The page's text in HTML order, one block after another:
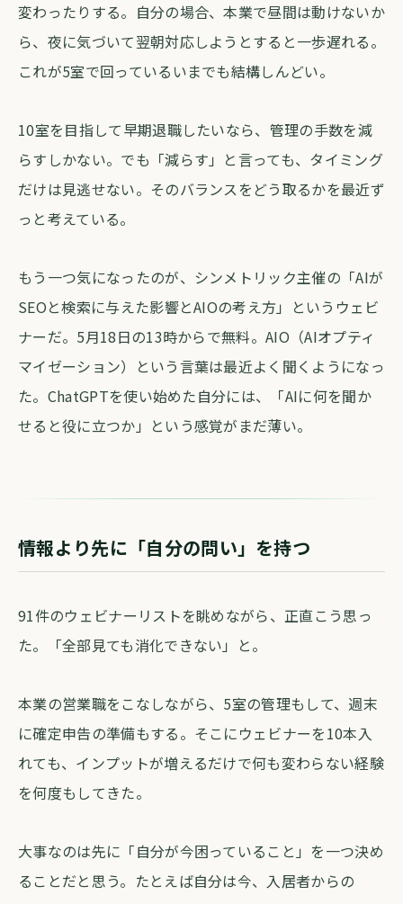
変わったりする。自分の場合、本業で昼間は動けないか
ら、夜に気づいて翌朝対応しようとすると一歩遅れる。
これが5室で回っているいまでも結構しんどい。
10室を目指して早期退職したいなら、管理の手数を減
らすしかない。でも「減らす」と言っても、タイミング
だけは見逃せない。そのバランスをどう取るかを最近ず
っと考えている。
もう一つ気になったのが、シンメトリック主催の「AIが
SEOと検索に与えた影響とAIOの考え方」というウェビ
ナーだ。5月18日の13時からで無料。AIO（AIオプティ
マイゼーション）という言葉は最近よく聞くようになっ
た。ChatGPTを使い始めた自分には、「AIに何を聞か
せると役に立つか」という感覚がまだ薄い。
情報より先に「自分の問い」を持つ
91件のウェビナーリストを眺めながら、正直こう思っ
た。「全部見ても消化できない」と。
本業の営業職をこなしながら、5室の管理もして、週末
に確定申告の準備もする。そこにウェビナーを10本入
れても、インプットが増えるだけで何も変わらない経験
を何度もしてきた。
大事なのは先に「自分が今困っていること」を一つ決め
ることだと思う。たとえば自分は今、入居者からの